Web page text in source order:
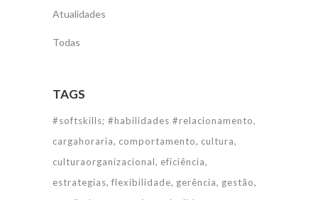
Atualidades
Todas
TAGS
#softskills; #habilidades #relacionamento
cargahoraria
comportamento
cultura
culturaorganizacional
eficiência
estrategias flexibilidade gerência
gestão